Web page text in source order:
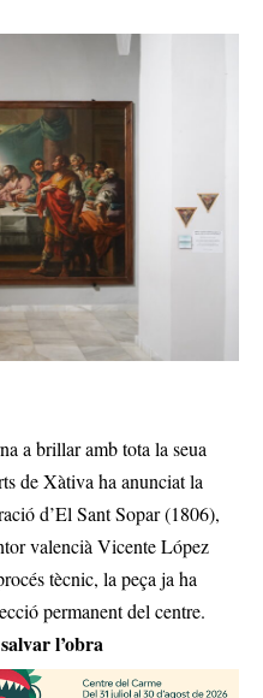
a brillar amb tota la seua
de Xàtiva ha anunciat la
d’El Sant Sopar (1806),
valencià Vicente López
tècnic, la peça ja ha
permanent del centre.
l’obra